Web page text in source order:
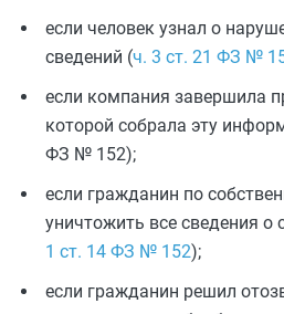
если человек узнал о
сведений (ч. 3 ст. 21 ФЗ №
если компания завершила
которой собрала эту
ФЗ № 152);
если гражданин по
уничтожить все сведения о
1 ст. 14 ФЗ № 152);
если гражданин решил